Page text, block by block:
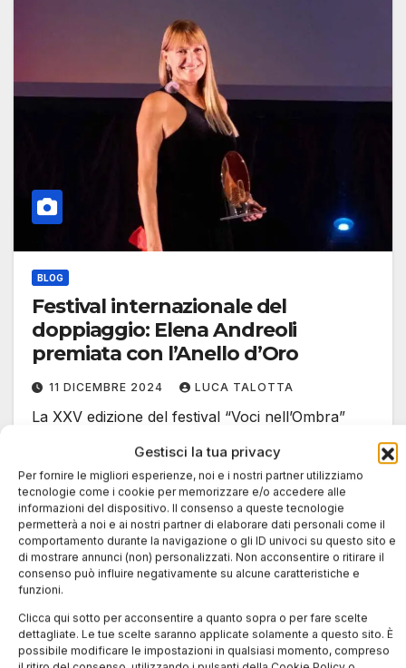
Gestisci la tua privacy
Per fornire le migliori esperienze, noi e i nostri partner utilizziamo
tecnologie come i cookie per memorizzare e/o accedere alle
informazioni del dispositivo. Il consenso a queste tecnologie
permetterà a noi e ai nostri partner di elaborare dati personali come il
comportamento durante la navigazione o gli ID univoci su questo sito e
di mostrare annunci (non) personalizzati. Non acconsentire o ritirare il
consenso può influire negativamente su alcune caratteristiche e
funzioni.
Clicca qui sotto per acconsentire a quanto sopra o per fare scelte
dettagliate. Le tue scelte saranno applicate solamente a questo sito. È
possibile modificare le impostazioni in qualsiasi momento, compreso
BLOG
Festival internazionale del
doppiaggio: Elena Andreoli
premiata con l’Anello d’Oro
11 DICEMBRE 2024 LUCA TALOTTA
La XXV edizione del festival “Voci nell’Ombra”
miglior voce femminile della tv per il…